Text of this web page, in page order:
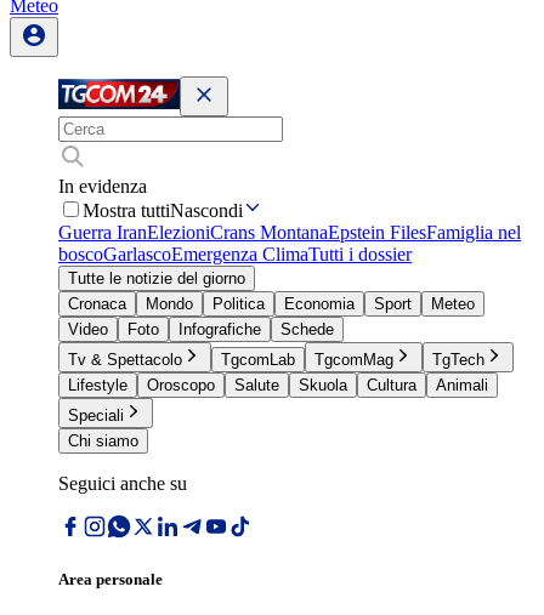
Meteo
In evidenza
Mostra tuttiNascondi
Guerra IranElezioniCrans MontanaEpstein FilesFamiglia nel
boscoGarlascoEmergenza ClimaTutti i dossier
Tutte le notizie del giorno
Cronaca
Mondo Politica Economia Sport
Meteo
Video
Foto Infografiche
Schede
Tv & Spettacolo
TgcomLab TgcomMag
TgTech
Lifestyle
Oroscopo Salute Skuola Cultura
Animali
Speciali
Chi siamo
Seguici anche su
Area personale